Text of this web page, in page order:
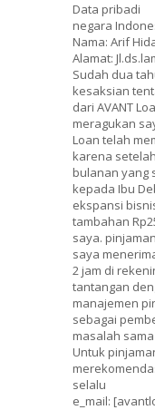
Data pribadi
negara
Nama: Arif
Alamat:
Sudah dua
kesaksian
dari AVANT
meragukan
Loan telah
karena
bulanan yang
kepada Ibu
ekspansi
tambahan
saya.
saya
2 jam di
tantangan
manajemen
sebagai
masalah
Untuk
selalu
e_mail: